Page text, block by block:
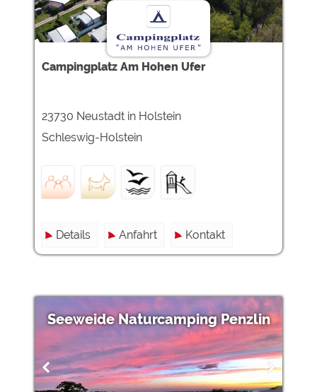
Campingplatz Am Hohen Ufer
23730 Neustadt in Holstein
Schleswig-Holstein
Details Anfahrt Kontakt
Seeweide Naturcamping Penzlin